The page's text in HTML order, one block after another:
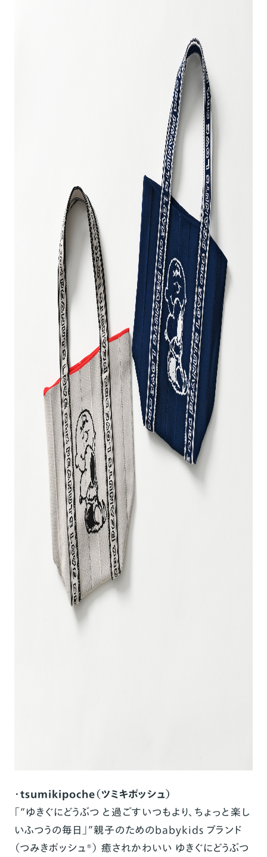
・tsumikipoche（ツミキポッシュ）
「“ゆきぐにどうぶつ と過ごすいつもより、ちょっと楽し
いふつうの毎日」”親子のためのbabykids ブランド
（つみきポッシュ®） 癒されかわいい ゆきぐにどうぶつ